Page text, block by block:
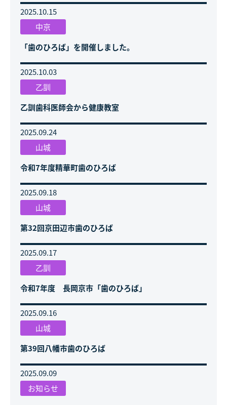
2025.10.15
中京
「歯のひろば」を開催しました。
2025.10.03
乙訓
乙訓歯科医師会から健康教室
2025.09.24
山城
令和7年度精華町歯のひろば
2025.09.18
山城
第32回京田辺市歯のひろば
2025.09.17
乙訓
令和7年度 長岡京市「歯のひろば」
2025.09.16
山城
第39回八幡市歯のひろば
2025.09.09
お知らせ